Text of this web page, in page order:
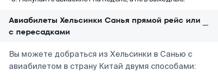
Авиабилеты Хельсинки Санья прямой рейс или
с пересадками
Вы можете добраться из Хельсинки в Санью с
авиабилетом в страну Китай двумя способами: